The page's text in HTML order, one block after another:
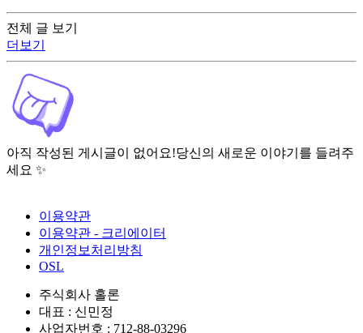
전체 글 보기
더보기
아직 작성된 게시글이 없어요!당신의 새로운 이야기를 들려주
세요 ✨
이용약관
이용약관 - 크리에이터
개인정보처리방침
OSL
주식회사 홀론
대표 : 신민정
사업자번호 : 712-88-03296